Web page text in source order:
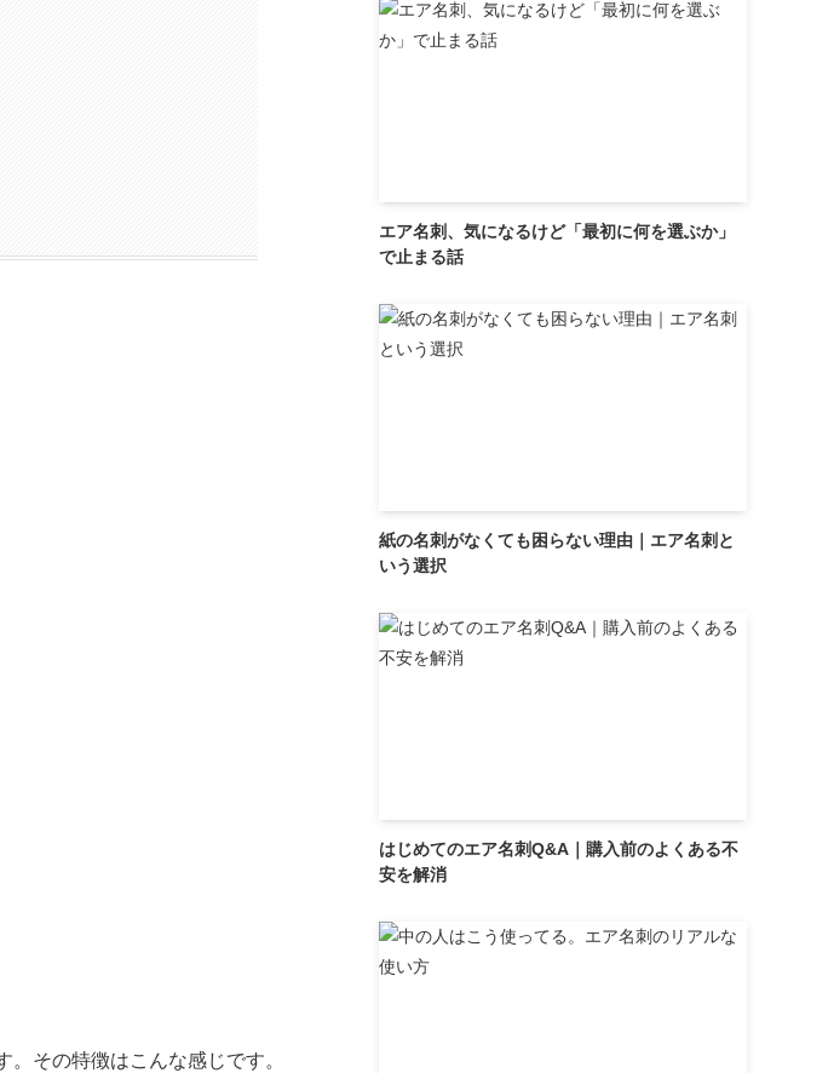
その特徴はこんな感じです。
エア名刺、気になるけど「最初に何を選ぶか」
で止まる話
紙の名刺がなくても困らない理由｜エア名刺と
いう選択
はじめてのエア名刺Q&A｜購入前のよくある不
安を解消